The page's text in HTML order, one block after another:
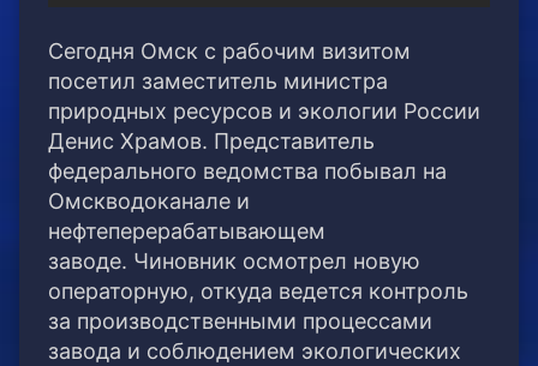
Сегодня Омск с рабочим визитом
посетил заместитель министра
природных ресурсов и экологии России
Денис Храмов. Представитель
федерального ведомства побывал на
Омскводоканале и
нефтеперерабатывающем
заводе. Чиновник осмотрел новую
операторную, откуда ведется контроль
за производственными процессами
завода и соблюдением экологических